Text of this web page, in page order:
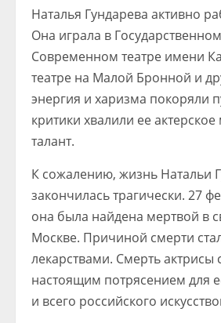
Наталья Гундарева активно
Она играла в
Современном театре имени
театре на Малой Бронной и
энергия и харизма покоряли
критики хвалили ее актерское
талант.
К сожалению, жизнь Натальи
закончилась трагически. 27
она была найдена мертвой в
Москве. Причиной смерти
лекарствами. Смерть актрисы
настоящим потрясением для
и всего российского